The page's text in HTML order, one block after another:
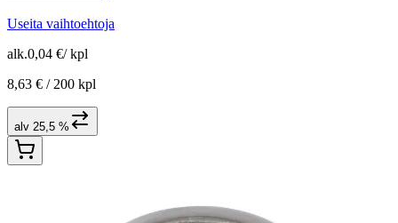
Useita vaihtoehtoja
alk.0,04 €/ kpl
8,63 € / 200 kpl
alv 25,5 %